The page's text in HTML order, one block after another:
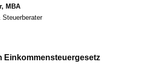
MBA
Steuerberater
Einkommensteuergesetz